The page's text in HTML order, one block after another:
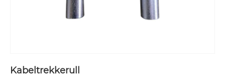
Kabeltrekkerull